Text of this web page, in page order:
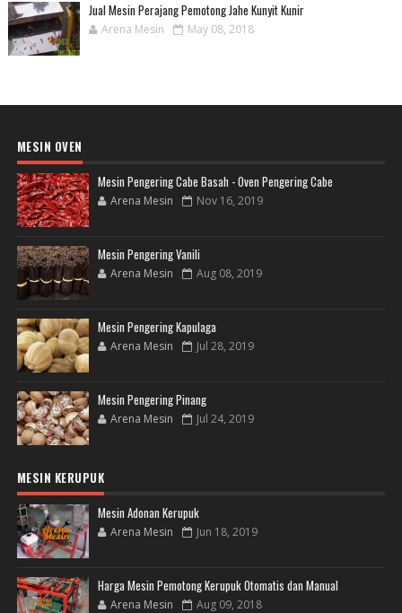
Jual Mesin Perajang Pemotong Jahe Kunyit Kunir
Arena Mesin May 08, 2018
MESIN OVEN
Mesin Pengering Cabe Basah - Oven Pengering Cabe
Arena Mesin Nov 16, 2019
Mesin Pengering Vanili
Arena Mesin Aug 08, 2019
Mesin Pengering Kapulaga
Arena Mesin Jul 28, 2019
Mesin Pengering Pinang
Arena Mesin Jul 24, 2019
MESIN KERUPUK
Mesin Adonan Kerupuk
Arena Mesin Jun 18, 2019
Harga Mesin Pemotong Kerupuk Otomatis dan Manual
Arena Mesin Aug 09, 2018